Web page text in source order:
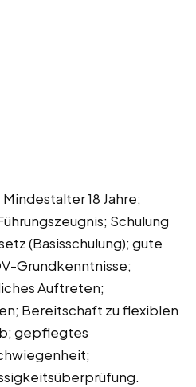
18 Jahre;
Schulung
(Basisschulung); gute
Grundkenntnisse;
Auftreten;
Bereitschaft zu flexiblen
gepflegtes